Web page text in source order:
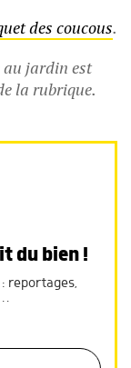
des coucous.
au jardin est
la rubrique.
du bien !
reportages,